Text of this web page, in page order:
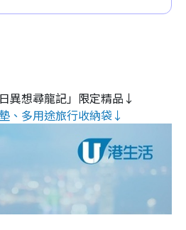
異想尋龍記」限定精品↓
、多用途旅行收納袋↓